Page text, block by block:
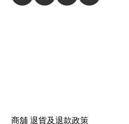
商舖退貨及退款政策